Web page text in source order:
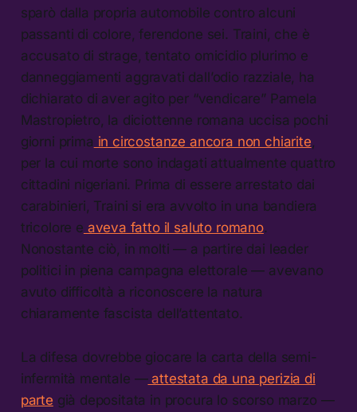
sparò dalla propria automobile contro alcuni
passanti di colore, ferendone sei. Traini, che è
accusato di strage, tentato omicidio plurimo e
danneggiamenti aggravati dall’odio razziale, ha
dichiarato di aver agito per “vendicare” Pamela
Mastropietro, la diciottenne romana uccisa pochi
giorni prima in circostanze ancora non chiarite
per la cui morte sono indagati attualmente quattro
cittadini nigeriani. Prima di essere arrestato dai
carabinieri, Traini si era avvolto in una bandiera
tricolore e aveva fatto il saluto romano.
Nonostante ciò, in molti — a partire dai leader
politici in piena campagna elettorale — avevano
avuto difficoltà a riconoscere la natura
chiaramente fascista dell’attentato.
La difesa dovrebbe giocare la carta della semi-
infermità mentale —attestata da una perizia di
parte già depositata in procura lo scorso marzo —